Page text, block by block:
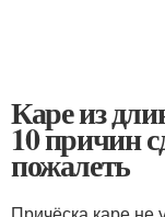
Каре из
10 причин
пожалеть